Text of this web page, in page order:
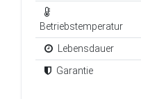
Betriebstemperatur
Lebensdauer
Garantie